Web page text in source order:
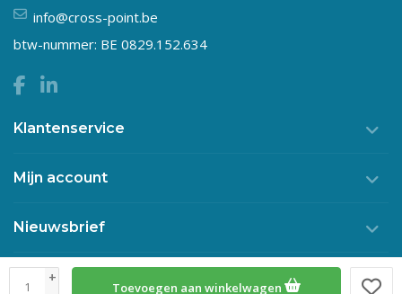
+
Toevoegen aan winkelwagen
info@cross-point.be
btw-nummer: BE 0829.152.634
Klantenservice
Mijn account
Nieuwsbrief